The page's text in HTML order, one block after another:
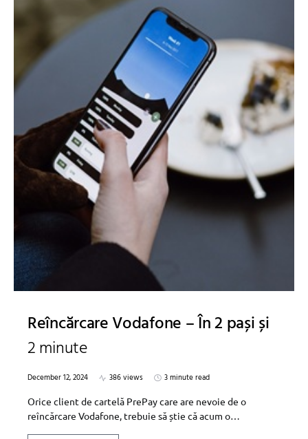
Reîncărcare Vodafone – În 2 pași și
2 minute
December 12, 2024 386 views
3 minute read
Orice client de cartelă PrePay care are nevoie de o
reîncărcare Vodafone, trebuie să știe că acum o…